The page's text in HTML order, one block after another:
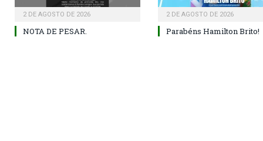
2 DE AGOSTO DE 2026
NOTA DE PESAR.
2 DE AGOSTO DE 2026
Parabéns Hamilton Brito!